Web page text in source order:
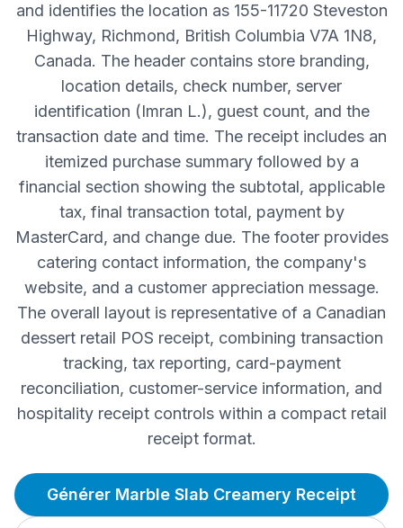
and identifies the location as 155-11720 Steveston
Highway, Richmond, British Columbia V7A 1N8,
Canada. The header contains store branding,
location details, check number, server
identification (Imran L.), guest count, and the
transaction date and time. The receipt includes an
itemized purchase summary followed by a
financial section showing the subtotal, applicable
tax, final transaction total, payment by
MasterCard, and change due. The footer provides
catering contact information, the company's
website, and a customer appreciation message.
The overall layout is representative of a Canadian
dessert retail POS receipt, combining transaction
tracking, tax reporting, card-payment
reconciliation, customer-service information, and
hospitality receipt controls within a compact retail
receipt format.
Générer Marble Slab Creamery Receipt